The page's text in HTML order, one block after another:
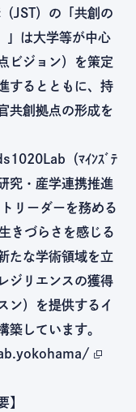
JST）の「共創の
」は大学等が中心
ビジョン）を策定
するとともに、持
共創拠点の形成を
（ﾏｲﾝｽﾞﾃ
究・産学連携推進
リーダーを務める
きづらさを感じる
たな学術領域を立
ジリエンスの獲得
ン）を提供するイ
築しています。
】